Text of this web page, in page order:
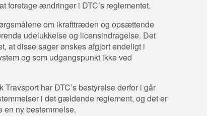
foretage ændringer i DTC’s reglementet.
om ikrafttræden og opsættende
udelukkelse og licensindragelse. Det
at disse sager ønskes afgjort endeligt i
og som udgangspunkt ikke ved
har DTC’s bestyrelse derfor i går
i det gældende reglement, og det er
en ny bestemmelse.